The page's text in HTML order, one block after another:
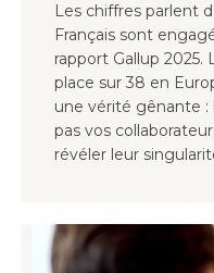
Les chiffres parlent
Français sont
rapport Gallup 2025.
place sur 38 en
une vérité gênante :
pas vos
révéler leur